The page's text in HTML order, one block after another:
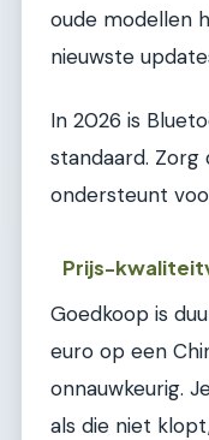
oude modellen
nieuwste
In 2026 is
standaard.
ondersteunt
Prijs-
Goedkoop is
euro op een
onnauwkeurig.
als die niet